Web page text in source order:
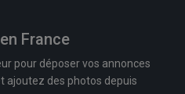
France
pour déposer vos annonces
ajoutez des photos depuis